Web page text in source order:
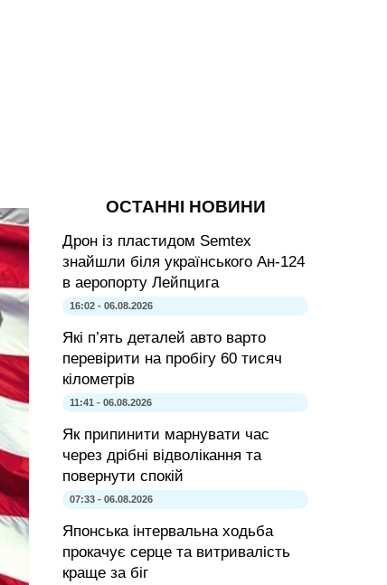
ОСТАННІ НОВИНИ
Дрон із пластидом Semtex
знайшли біля українського Ан-124
в аеропорту Лейпцига
16:02 - 06.08.2026
Які п’ять деталей авто варто
перевірити на пробігу 60 тисяч
кілометрів
11:41 - 06.08.2026
Як припинити марнувати час
через дрібні відволікання та
повернути спокій
07:33 - 06.08.2026
Японська інтервальна ходьба
прокачує серце та витривалість
краще за біг